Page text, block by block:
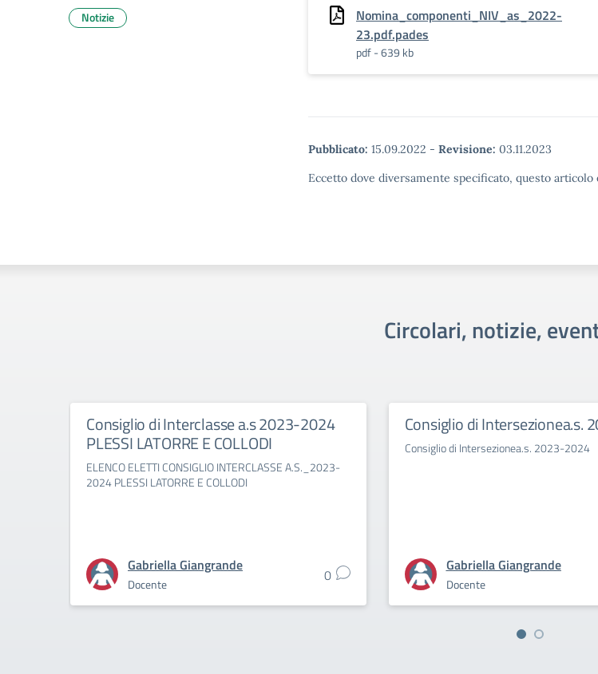
Nomina_componenti_NIV_as_2022-
23.pdf.pades
pdf - 639 kb
Pubblicato: 15.09.2022 - Revisione: 03.11.2023
Eccetto dove diversamente specificato, questo
Notizie
Circolari, notizie,
Consiglio di Interclasse a.s 2023-2024
PLESSI LATORRE E COLLODI
ELENCO ELETTI CONSIGLIO INTERCLASSE A.S._2023-
2024 PLESSI LATORRE E COLLODI
Gabriella Giangrande
Docente 0
Consiglio di Intersezionea.s.
Consiglio di Intersezionea.s. 2023-2024
Gabriella Giangrande
Docente